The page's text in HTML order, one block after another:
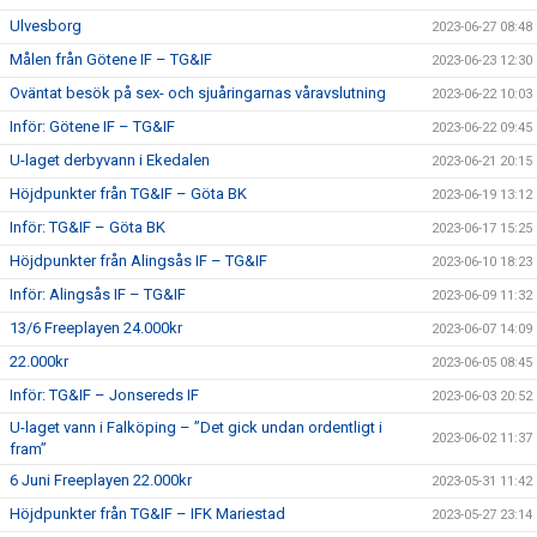
Ulvesborg 2023-06-27 08:48
Målen från Götene IF – TG&IF 2023-06-23 12:30
Oväntat besök på sex- och sjuåringarnas våravslutning 2023-06-22 10:03
Inför: Götene IF – TG&IF 2023-06-22 09:45
U-laget derbyvann i Ekedalen 2023-06-21 20:15
Höjdpunkter från TG&IF – Göta BK 2023-06-19 13:12
Inför: TG&IF – Göta BK 2023-06-17 15:25
Höjdpunkter från Alingsås IF – TG&IF 2023-06-10 18:23
Inför: Alingsås IF – TG&IF 2023-06-09 11:32
13/6 Freeplayen 24.000kr 2023-06-07 14:09
22.000kr 2023-06-05 08:45
Inför: TG&IF – Jonsereds IF 2023-06-03 20:52
U-laget vann i Falköping – ”Det gick undan ordentligt i
fram”
2023-06-02 11:37
6 Juni Freeplayen 22.000kr 2023-05-31 11:42
Höjdpunkter från TG&IF – IFK Mariestad 2023-05-27 23:14